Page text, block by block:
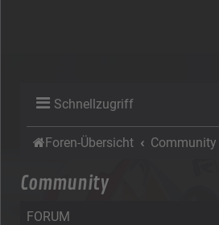
Schnellzugriff
Foren-Übersicht Community
Community
FORUM